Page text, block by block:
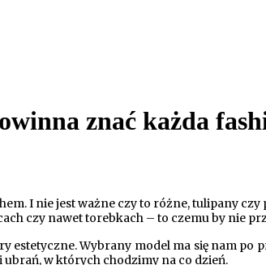
znać każda
I nie jest ważne czy to różne, tulipany
czy nawet torebkach – to czemu by nie
Wybrany model ma się nam po
w których chodzimy na co dzień.